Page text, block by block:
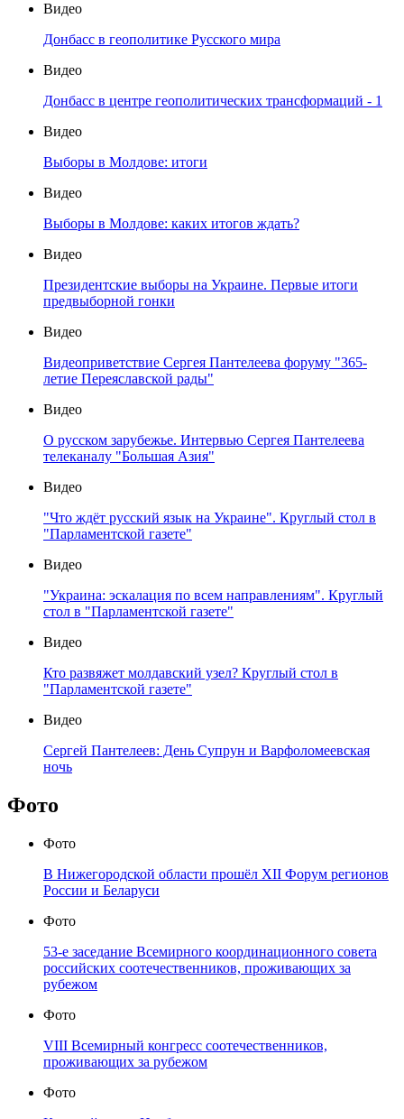
Видео
Донбасс в геополитике Русского мира
Видео
Донбасс в центре геополитических трансформаций - 1
Видео
Выборы в Молдове: итоги
Видео
Выборы в Молдове: каких итогов ждать?
Видео
Президентские выборы на Украине. Первые итоги
предвыборной гонки
Видео
Видеоприветствие Сергея Пантелеева форуму "365-
летие Переяславской рады"
Видео
О русском зарубежье. Интервью Сергея Пантелеева
телеканалу "Большая Азия"
Видео
"Что ждёт русский язык на Украине". Круглый стол в
"Парламентской газете"
Видео
"Украина: эскалация по всем направлениям". Круглый
стол в "Парламентской газете"
Видео
Кто развяжет молдавский узел? Круглый стол в
"Парламентской газете"
Видео
Сергей Пантелеев: День Супрун и Варфоломеевская
ночь
Фото
Фото
В Нижегородской области прошёл XII Форум регионов
России и Беларуси
Фото
53-е заседание Всемирного координационного совета
российских соотечественников, проживающих за
рубежом
Фото
VIII Всемирный конгресс соотечественников,
проживающих за рубежом
Фото